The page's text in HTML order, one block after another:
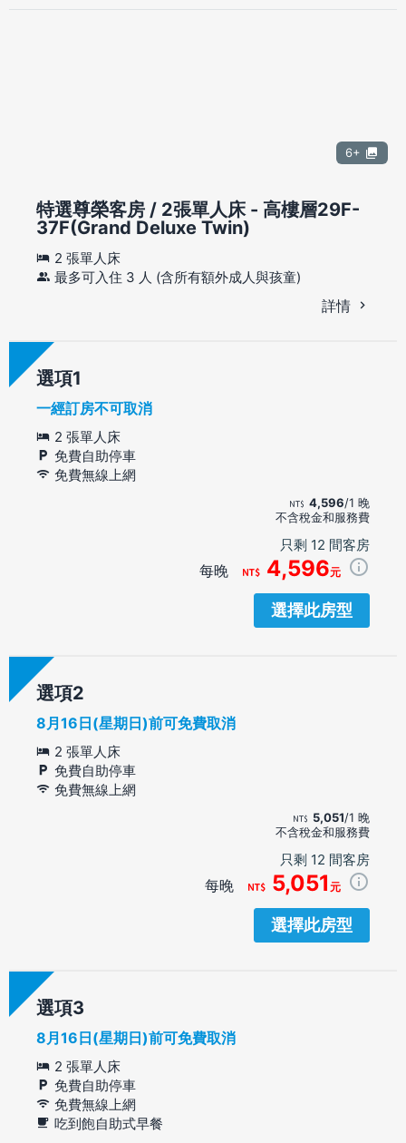
6+
特選尊榮客房 / 2張單人床 - 高樓層29F-
37F(Grand Deluxe Twin)
2 張單人床
最多可入住 3 人 (含所有額外成人與孩童)
詳情
選項
一經訂房不可取消
2 張單人床
免費自助停車
免費無線上網
4,596/1 晚
不含稅金和服務費
只剩 12 間客房
每晚 4,596元
選擇此房型
選項
8月16日(星期日)前可免費取消
2 張單人床
免費自助停車
免費無線上網
5,051/1 晚
不含稅金和服務費
只剩 12 間客房
每晚 5,051 元
選擇此房型
選項
8月16日(星期日)前可免費取消
2 張單人床
免費自助停車
免費無線上網
吃到飽自助式早餐